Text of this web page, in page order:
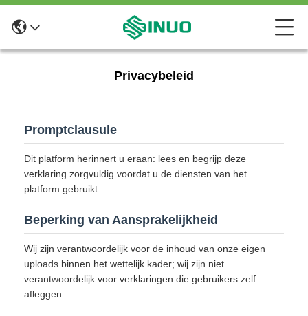
Privacybeleid
Promptclausule
Dit platform herinnert u eraan: lees en begrijp deze
verklaring zorgvuldig voordat u de diensten van het
platform gebruikt.
Beperking van Aansprakelijkheid
Wij zijn verantwoordelijk voor de inhoud van onze eigen
uploads binnen het wettelijk kader; wij zijn niet
verantwoordelijk voor verklaringen die gebruikers zelf
afleggen.